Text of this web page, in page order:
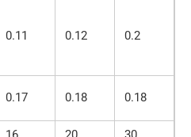
0.11 0.12 0.2
0.17 0.18 0.18